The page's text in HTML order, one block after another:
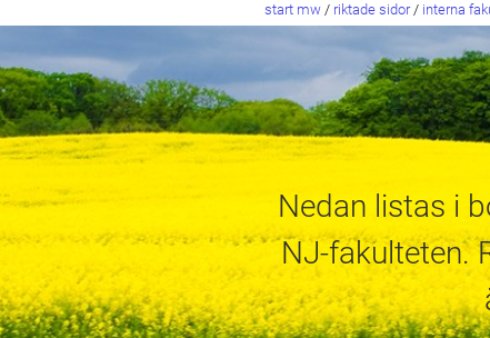
start mw / riktade sidor / interna
Nedan listas i
NJ-fakulteten.